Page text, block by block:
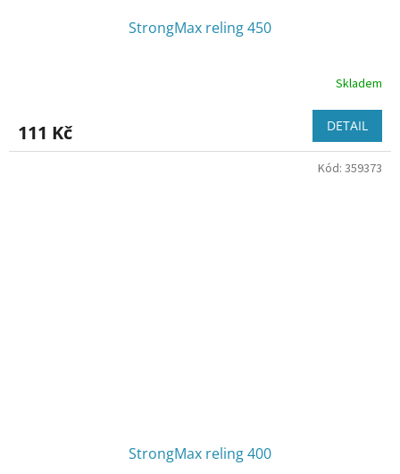
StrongMax reling 450
Skladem
111 Kč DETAIL
StrongMax reling 400
Kód: 359373